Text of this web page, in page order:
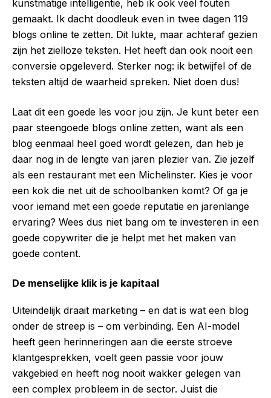
kunstmatige intelligentie, heb ik ook veel fouten
gemaakt. Ik dacht doodleuk even in twee dagen 119
blogs online te zetten. Dit lukte, maar achteraf gezien
zijn het zielloze teksten. Het heeft dan ook nooit een
conversie opgeleverd. Sterker nog: ik betwijfel of de
teksten altijd de waarheid spreken. Niet doen dus!
Laat dit een goede les voor jou zijn. Je kunt beter een
paar steengoede blogs online zetten, want als een
blog eenmaal heel goed wordt gelezen, dan heb je
daar nog in de lengte van jaren plezier van. Zie jezelf
als een restaurant met een Michelinster. Kies je voor
een kok die net uit de schoolbanken komt? Of ga je
voor iemand met een goede reputatie en jarenlange
ervaring? Wees dus niet bang om te investeren in een
goede copywriter die je helpt met het maken van
goede content.
De menselijke klik is je kapitaal
Uiteindelijk draait marketing – en dat is wat een blog
onder de streep is – om verbinding. Een AI-model
heeft geen herinneringen aan die eerste stroeve
klantgesprekken, voelt geen passie voor jouw
vakgebied en heeft nog nooit wakker gelegen van
een complex probleem in de sector. Juist die